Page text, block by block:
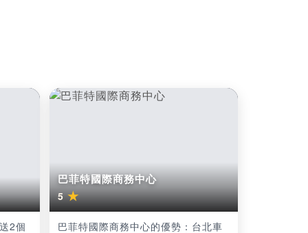
2個
巴菲特國際商務中心
5★
巴菲特國際商務中心的優勢：台北車